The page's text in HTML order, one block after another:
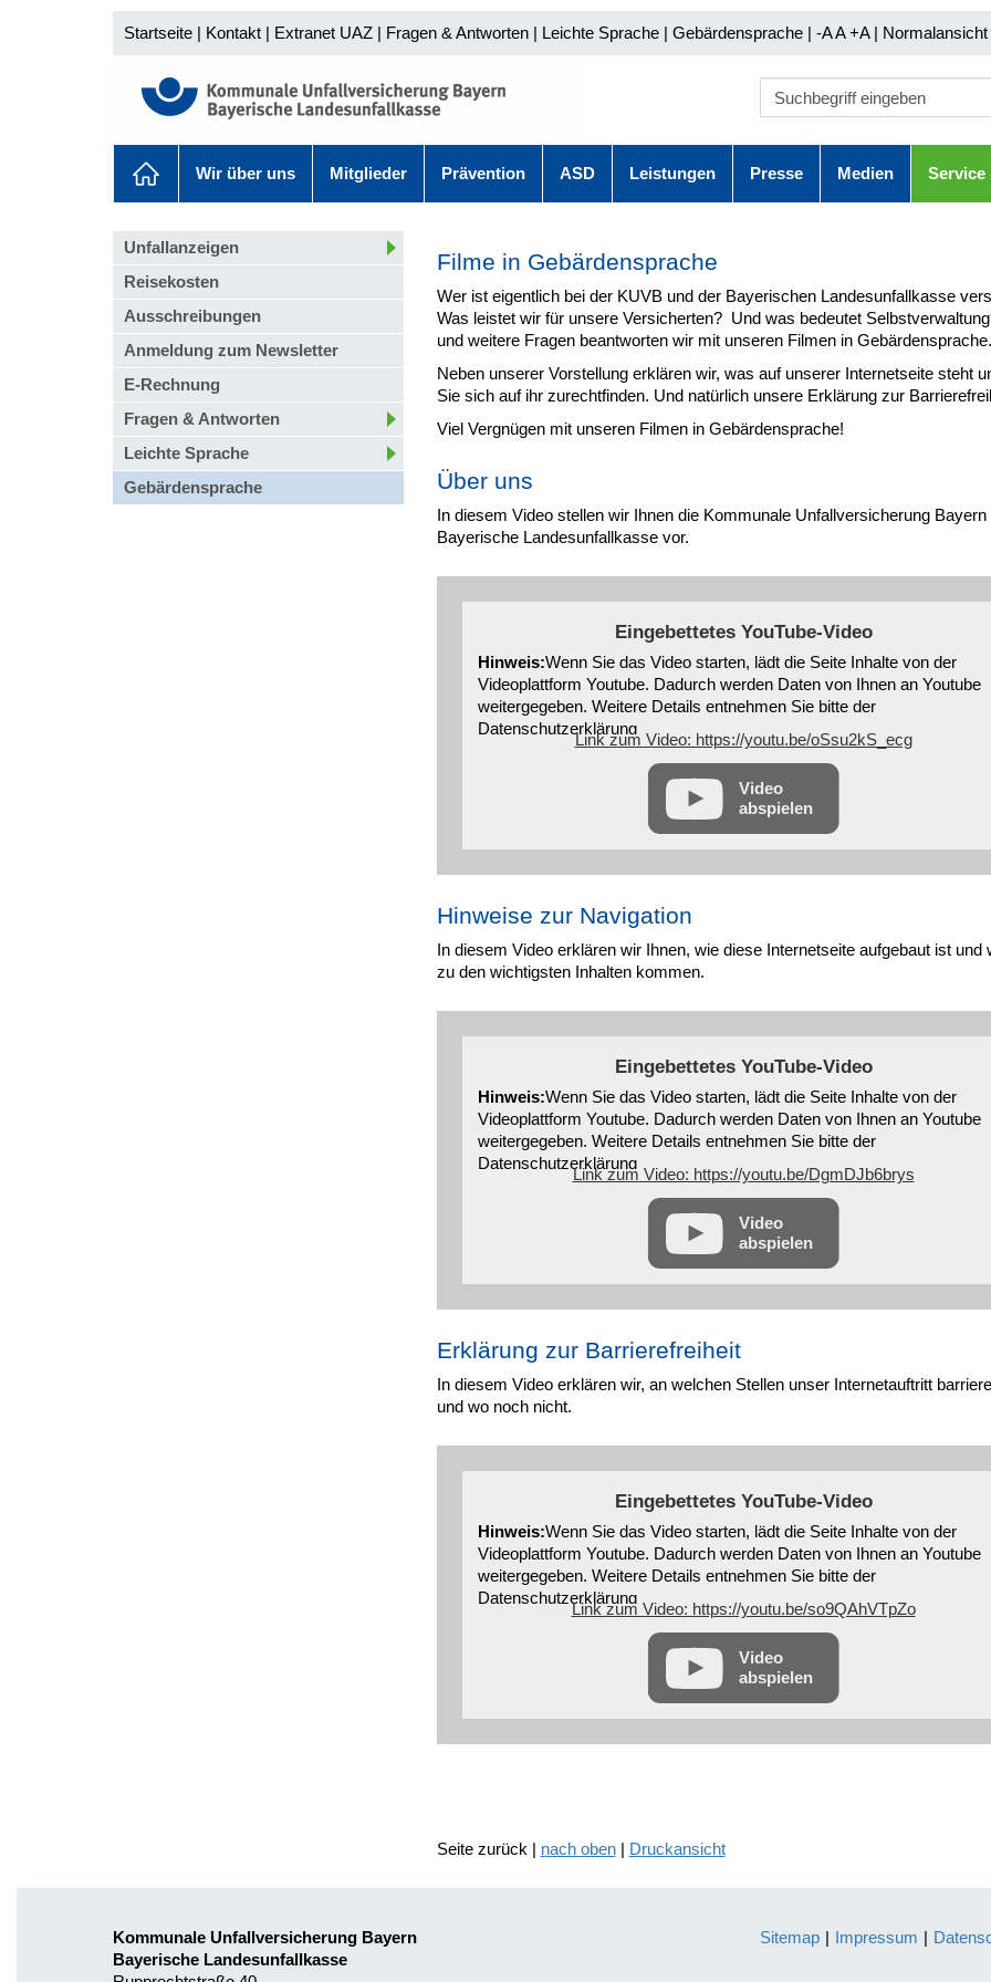
Startseite | Kontakt | Extranet UAZ | Fragen & Antworten | Leichte Sprache | Gebärdensprache | -A A+A | Normalansicht
Wir über uns Mitglieder Prävention ASD Leistungen Presse Medien Service
Unfallanzeigen
Reisekosten
Ausschreibungen
Anmeldung zum Newsletter
E-Rechnung
Fragen & Antworten
Leichte Sprache
Gebärdensprache
Filme in Gebärdensprache
Wer ist eigentlich bei der KUVB und der Bayerischen Landesunfallkasse
Was leistet wir für unsere Versicherten? Und was bedeutet
und weitere Fragen beantworten wir mit unseren Filmen in Gebärdensprache.
Neben unserer Vorstellung erklären wir, was auf unserer Internetseite steht
Sie sich auf ihr zurechtfinden. Und natürlich unsere Erklärung zur
Viel Vergnügen mit unseren Filmen in Gebärdensprache!
Über uns
In diesem Video stellen wir Ihnen die Kommunale Unfallversicherung Bayern
Bayerische Landesunfallkasse vor.
Eingebettetes YouTube-Video
Hinweis:Wenn Sie das Video starten, lädt die Seite Inhalte von der
Videoplattform Youtube. Dadurch werden Daten von Ihnen an Youtube
weitergegeben. Weitere Details entnehmen Sie bitte der
Datenschutzerklärung
Link zum Video: https://youtu.be/oSsu2kS_ecg
Video
abspielen
Hinweise zur Navigation
In diesem Video erklären wir Ihnen, wie diese Internetseite aufgebaut ist und
zu den wichtigsten Inhalten kommen.
Eingebettetes YouTube-Video
Hinweis:Wenn Sie das Video starten, lädt die Seite Inhalte von der
Videoplattform Youtube. Dadurch werden Daten von Ihnen an Youtube
weitergegeben. Weitere Details entnehmen Sie bitte der
Datenschutzerklärung
Link zum Video: https://youtu.be/DgmDJb6brys
Video
abspielen
Erklärung zur Barrierefreiheit
In diesem Video erklären wir, an welchen Stellen unser Internetauftritt
und wo noch nicht.
Eingebettetes YouTube-Video
Hinweis:Wenn Sie das Video starten, lädt die Seite Inhalte von der
Videoplattform Youtube. Dadurch werden Daten von Ihnen an Youtube
weitergegeben. Weitere Details entnehmen Sie bitte der
Datenschutzerklärung
Link zum Video: https://youtu.be/so9QAhVTpZo
Video
abspielen
Seite zurück | nach oben| Druckansicht
Kommunale Unfallversicherung Bayern
Bayerische Landesunfallkasse
Sitemap | Impressum |